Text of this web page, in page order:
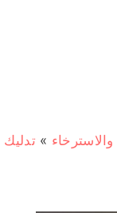
»تدليك